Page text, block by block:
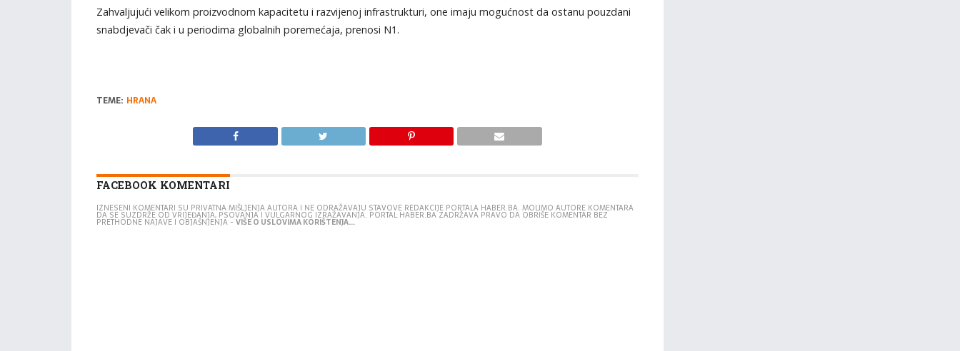
Zahvaljujući velikom proizvodnom kapacitetu i razvijenoj infrastrukturi, one imaju mogućnost da ostanu pouzdani
snabdjevači čak i u periodima globalnih poremećaja, prenosi N1.
TEME: HRANA
FACEBOOK KOMENTARI
IZNESENI KOMENTARI SU PRIVATNA MIŠLJENJA AUTORA I NE ODRAŽAVAJU STAVOVE REDAKCIJE PORTALA HABER.BA. MOLIMO AUTORE KOMENTARA
DA SE SUZDRŽE OD VRIJEĐANJA, PSOVANJA I VULGARNOG IZRAŽAVANJA. PORTAL HABER.BA ZADRŽAVA PRAVO DA OBRIŠE KOMENTAR BEZ
PRETHODNE NAJAVE I OBJAŠNJENJA -VIŠE O USLOVIMA KORIŠTENJA...